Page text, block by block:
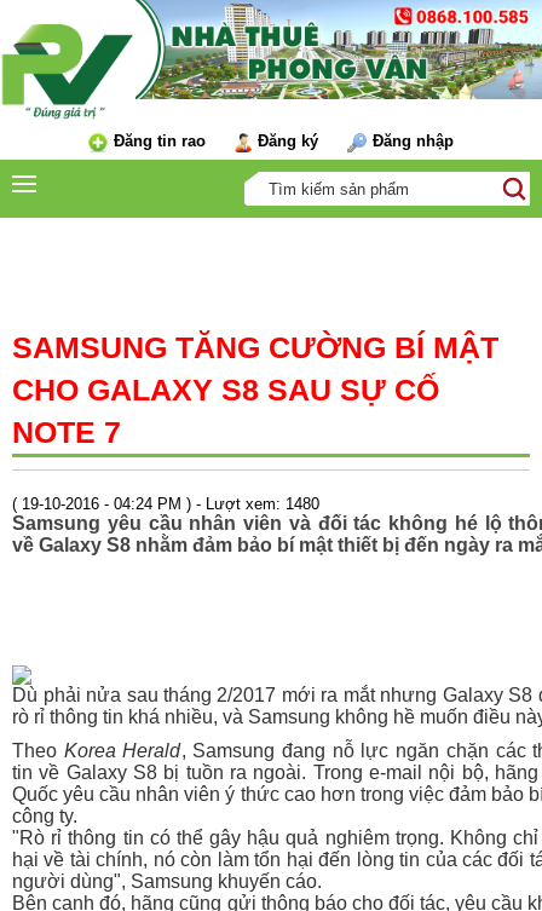
Đăng tin rao Đăng ký Đăng nhập
SAMSUNG TĂNG CƯỜNG BÍ MẬT
CHO GALAXY S8 SAU SỰ CỐ
NOTE 7
( 19-10-2016 - 04:24 PM ) - Lượt xem: 1480
Samsung yêu cầu nhân viên và đối tác không hé lộ
về Galaxy S8 nhằm đảm bảo bí mật thiết bị đến ngày ra
Dù phải nửa sau tháng 2/2017 mới ra mắt nhưng Galaxy S8
rò rỉ thông tin khá nhiều, và Samsung không hề muốn điều
Theo Korea Herald, Samsung đang nỗ lực ngăn chặn các
tin về Galaxy S8 bị tuồn ra ngoài. Trong e-mail nội bộ,
Quốc yêu cầu nhân viên ý thức cao hơn trong việc đảm bảo
công ty.
"Rò rỉ thông tin có thể gây hậu quả nghiêm trọng. Không
hại về tài chính, nó còn làm tổn hại đến lòng tin của các đối
người dùng", Samsung khuyến cáo.
Bên cạnh đó, hãng cũng gửi thông báo cho đối tác, yêu cầu